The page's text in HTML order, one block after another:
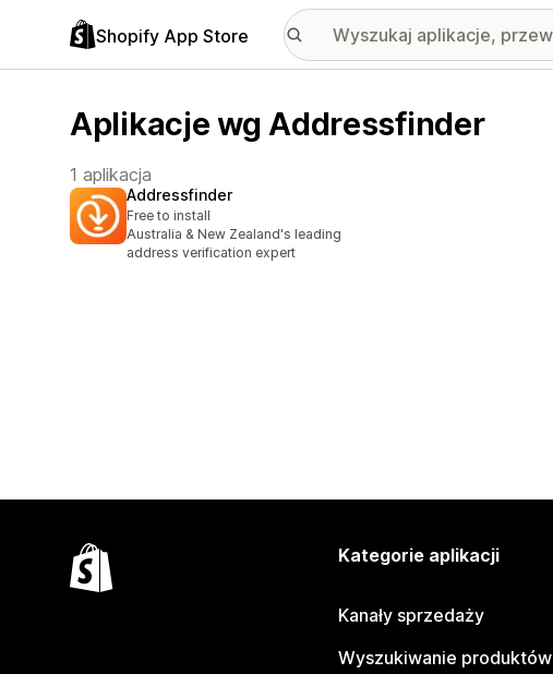
Shopify App Store
Aplikacje wg Addressfinder
1 aplikacja
Addressfinder
Free to install
Australia & New Zealand's leading
address verification expert
Kategorie aplikacji
Kanały sprzedaży
Wyszukiwanie produktów